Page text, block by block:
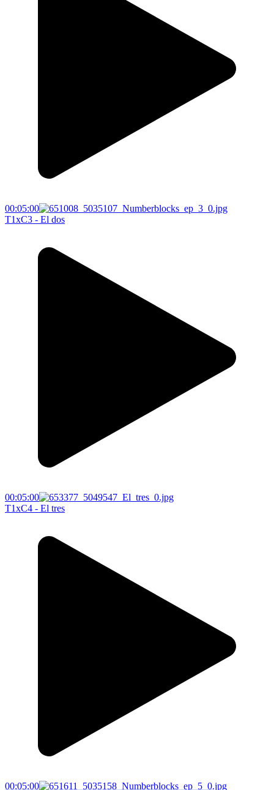
00:05:00
T1xC3 - El dos
00:05:00
T1xC4 - El tres
00:05:00